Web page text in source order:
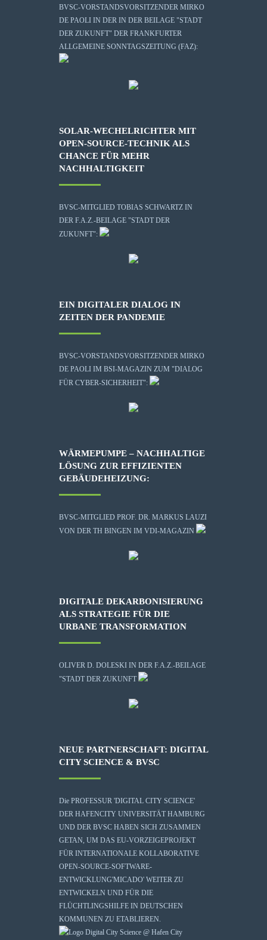
BVSC-VORSTANDSVORSITZENDER MIRKO
DE PAOLI IN DER IN DER BEILAGE "STADT
DER ZUKUNFT" DER FRANKFURTER
ALLGEMEINE SONNTAGSZEITUNG (FAZ):
SOLAR-WECHELRICHTER MIT
OPEN-SOURCE-TECHNIK ALS
CHANCE FÜR MEHR
NACHHALTIGKEIT
BVSC-MITGLIED TOBIAS SCHWARTZ IN
DER F.A.Z.-BEILAGE "STADT DER
ZUKUNFT":
EIN DIGITALER DIALOG IN
ZEITEN DER PANDEMIE
BVSC-VORSTANDSVORSITZENDER MIRKO
DE PAOLI IM BSI-MAGAZIN ZUM "DIALOG
FÜR CYBER-SICHERHEIT":
WÄRMEPUMPE – NACHHALTIGE
LÖSUNG ZUR EFFIZIENTEN
GEBÄUDEHEIZUNG:
BVSC-MITGLIED PROF. DR. MARKUS LAUZI
VON DER TH BINGEN IM VDI-MAGAZIN
DIGITALE DEKARBONISIERUNG
ALS STRATEGIE FÜR DIE
URBANE TRANSFORMATION
OLIVER D. DOLESKI IN DER F.A.Z.-BEILAGE
"STADT DER ZUKUNFT
NEUE PARTNERSCHAFT: DIGITAL
CITY SCIENCE & BVSC
Die PROFESSUR 'DIGITAL CITY SCIENCE'
DER HAFENCITY UNIVERSITÄT HAMBURG
UND DER BVSC HABEN SICH ZUSAMMEN
GETAN, UM DAS EU-VORZEIGEPROJEKT
FÜR INTERNATIONALE KOLLABORATIVE
OPEN-SOURCE-SOFTWARE-
ENTWICKLUNG'MICADO' WEITER ZU
ENTWICKELN UND FÜR DIE
FLÜCHTLINGSHILFE IN DEUTSCHEN
KOMMUNEN ZU ETABLIEREN.